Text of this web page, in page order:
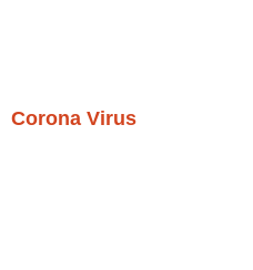
Corona Virus